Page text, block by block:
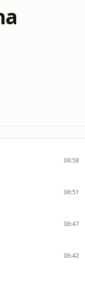
06:58
06:51
06:47
06:42